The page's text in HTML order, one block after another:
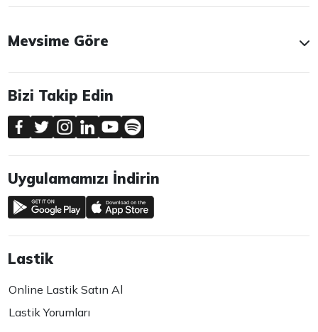
Mevsime Göre
Bizi Takip Edin
Uygulamamızı İndirin
Lastik
Online Lastik Satın Al
Lastik Yorumları